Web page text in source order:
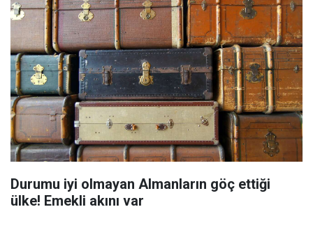
Durumu iyi olmayan Almanların göç ettiği
ülke! Emekli akını var